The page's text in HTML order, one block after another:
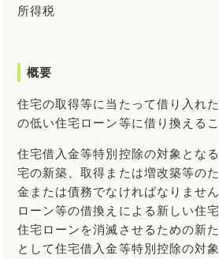
所得税
概要
住宅の取得等に当たって借り入れ
の低い住宅ローン等に借り換える
住宅借入金等特別控除の対象とな
宅の新築、取得または増改築等の
金または債務でなければなりませ
ローン等の借換えによる新しい住
住宅ローンを消滅させるための新
として住宅借入金等特別控除の対